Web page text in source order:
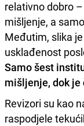
relativno dobro
mišljenje, a
Međutim, slika
usklađenost
Samo šest
mišljenje, dok je
Revizori su kao
raspodjele